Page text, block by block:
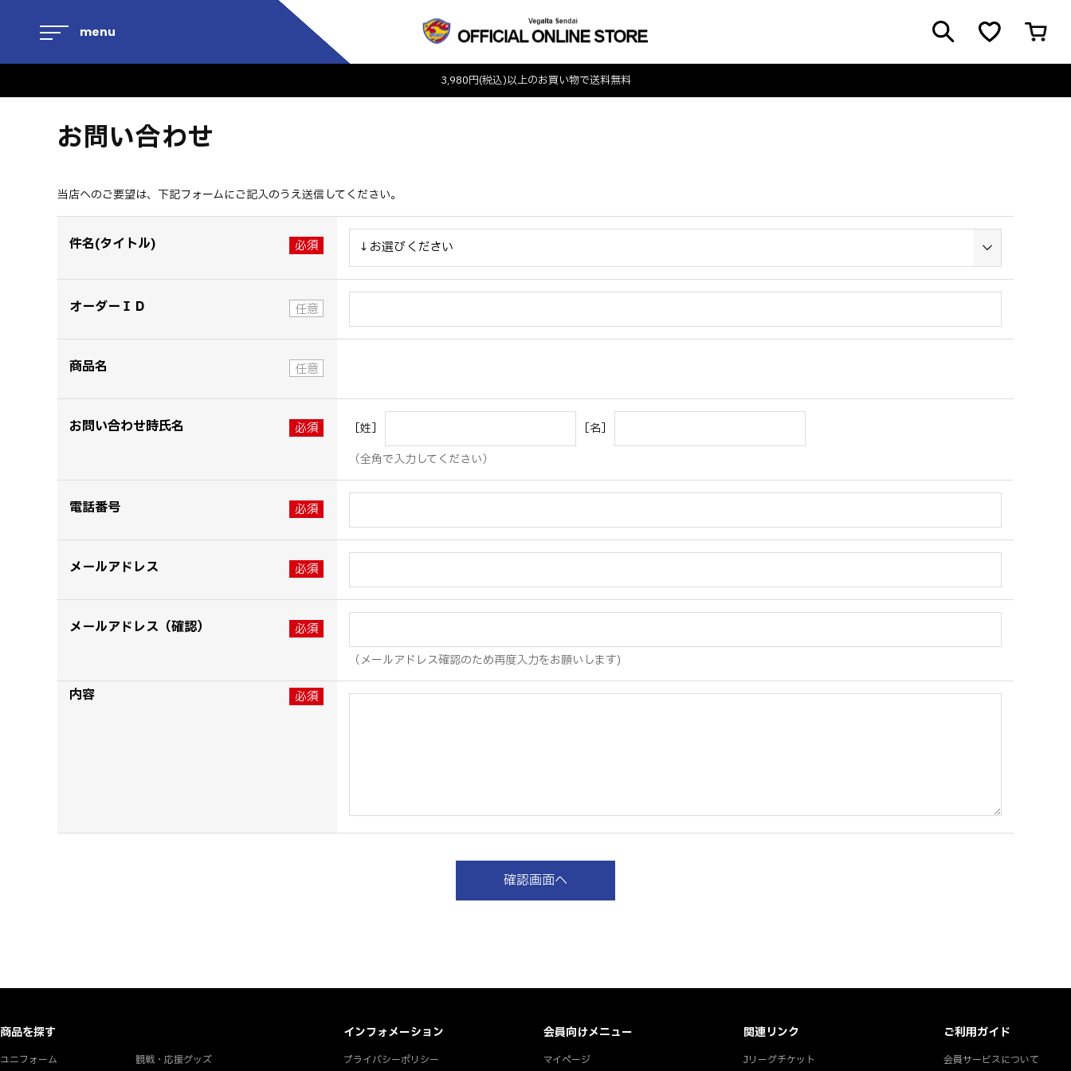
menu
3,980円(税込)以上のお買い物で送料無料
お問い合わせ
当店へのご要望は、下記フォームにご記入のうえ送信してください。
件名(タイトル)
オーダーＩＤ
商品名
お問い合わせ時氏名 ［姓］
［名］
（全角で入力してください）
電話番号
メールアドレス
メールアドレス（確認）
（メールアドレス確認のため再度入力をお願いします)
内容
商品を探す
ユニフォーム 観戦・応援グッズ
インフォメーション
プライバシーポリシー
会員向けメニュー
マイページ
関連リンク
Jリーグチケット
ご利用ガイド
会員サービスについて